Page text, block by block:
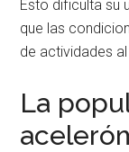
Esto dificulta su
que las
de actividades al
La